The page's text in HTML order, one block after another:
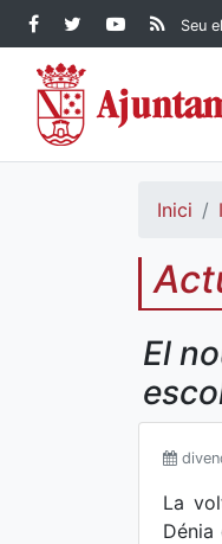
Contingut principal
Facebook
Dénia
Twitter
de
Seu
Inici
El
La